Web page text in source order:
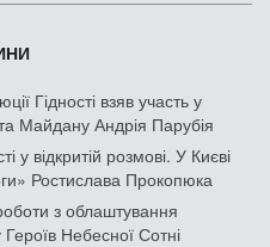
Гідності взяв участь у
Майдану Андрія Парубія
у відкритій розмові. У Києві
Ростислава Прокопюка
з облаштування
Небесної Сотні